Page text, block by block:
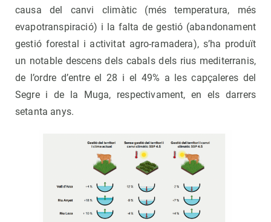
causa del canvi climàtic (més temperatura, més
evapotranspiració) i la falta de gestió (abandonament
gestió forestal i activitat agro-ramadera), s’ha produït
un notable descens dels cabals dels rius mediterranis,
de l’ordre d’entre el 28 i el 49% a les capçaleres del
Segre i de la Muga, respectivament, en els darrers
setanta anys.